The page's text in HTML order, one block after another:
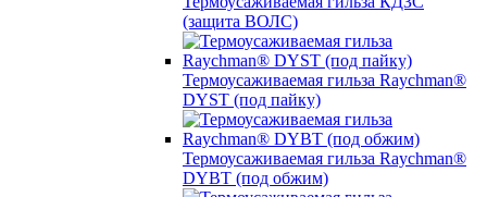
(защита ВОЛС)
Термоусаживаемая гильза Raychman®
DYST (под пайку)
Термоусаживаемая гильза Raychman®
DYBT (под обжим)